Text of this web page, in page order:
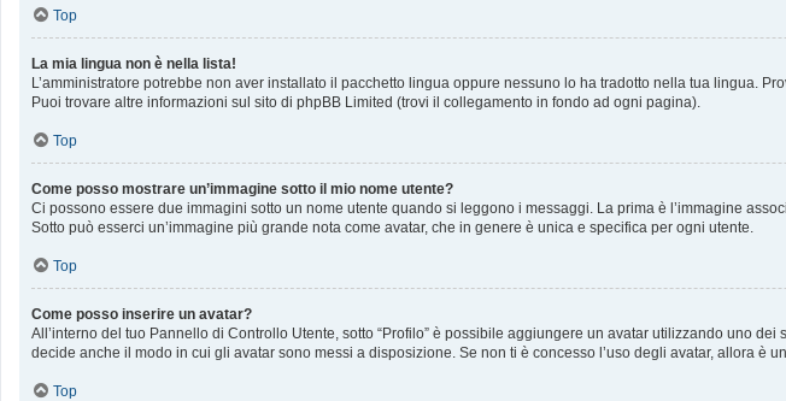
Top
La mia lingua non è nella lista!
L’amministratore potrebbe non aver installato il pacchetto lingua oppure nessuno lo ha tradotto nella tua lingua.
Puoi trovare altre informazioni sul sito di phpBB Limited (trovi il collegamento in fondo ad ogni pagina).
Top
Come posso mostrare un’immagine sotto il mio nome utente?
Ci possono essere due immagini sotto un nome utente quando si leggono i messaggi. La prima è l’immagine
Sotto può esserci un’immagine più grande nota come avatar, che in genere è unica e specifica per ogni utente.
Top
Come posso inserire un avatar?
All’interno del tuo Pannello di Controllo Utente, sotto “Profilo” è possibile aggiungere un avatar utilizzando uno
decide anche il modo in cui gli avatar sono messi a disposizione. Se non ti è concesso l’uso degli avatar, allora è
Top